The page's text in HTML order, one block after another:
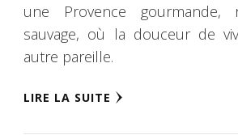
une Provence gourmande,
sauvage, où la douceur de
autre pareille.
LIRE LA SUITE